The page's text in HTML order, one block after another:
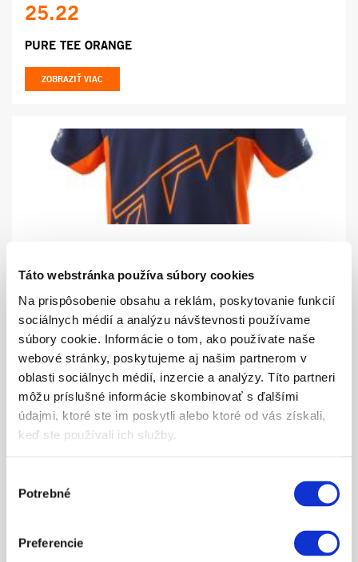
Táto webstránka používa súbory cookies
Na prispôsobenie obsahu a reklám, poskytovanie funkcií
sociálnych médií a analýzu návštevnosti používame
súbory cookie. Informácie o tom, ako používate naše
webové stránky, poskytujeme aj našim partnerom v
oblasti sociálnych médií, inzercie a analýzy. Títo partneri
môžu príslušné informácie skombinovať s ďalšími
údajmi, ktoré ste im poskytli alebo ktoré od vás získali,
keď ste používali ich služby.
súhlasu
Potrebné
Preferencie
25.22
PURE TEE ORANGE
ZOBRAZIŤ VIAC
ZOBRAZIŤ VIAC
30.20
BABY TEAM BODY